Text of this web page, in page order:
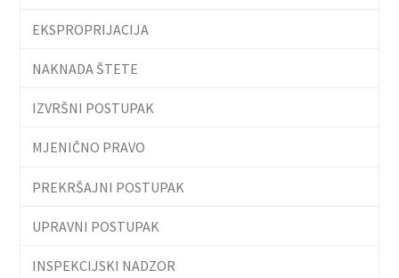
EKSPROPRIJACIJA
NAKNADA ŠTETE
IZVRŠNI POSTUPAK
MJENIČNO PRAVO
PREKRŠAJNI POSTUPAK
UPRAVNI POSTUPAK
INSPEKCIJSKI NADZOR